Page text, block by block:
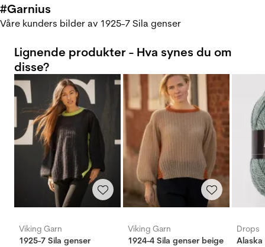
#Garnius
Våre kunders bilder av 1925-7 Sila genser
Lignende produkter - Hva synes du om
disse?
Viking Garn
1925-7 Sila genser
Viking Garn
1924-4 Sila genser beige
Drops
Alaska